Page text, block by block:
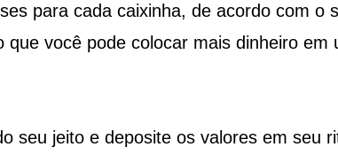
para cada caixinha, de acordo com o
você pode colocar mais dinheiro em
seu jeito e deposite os valores em seu